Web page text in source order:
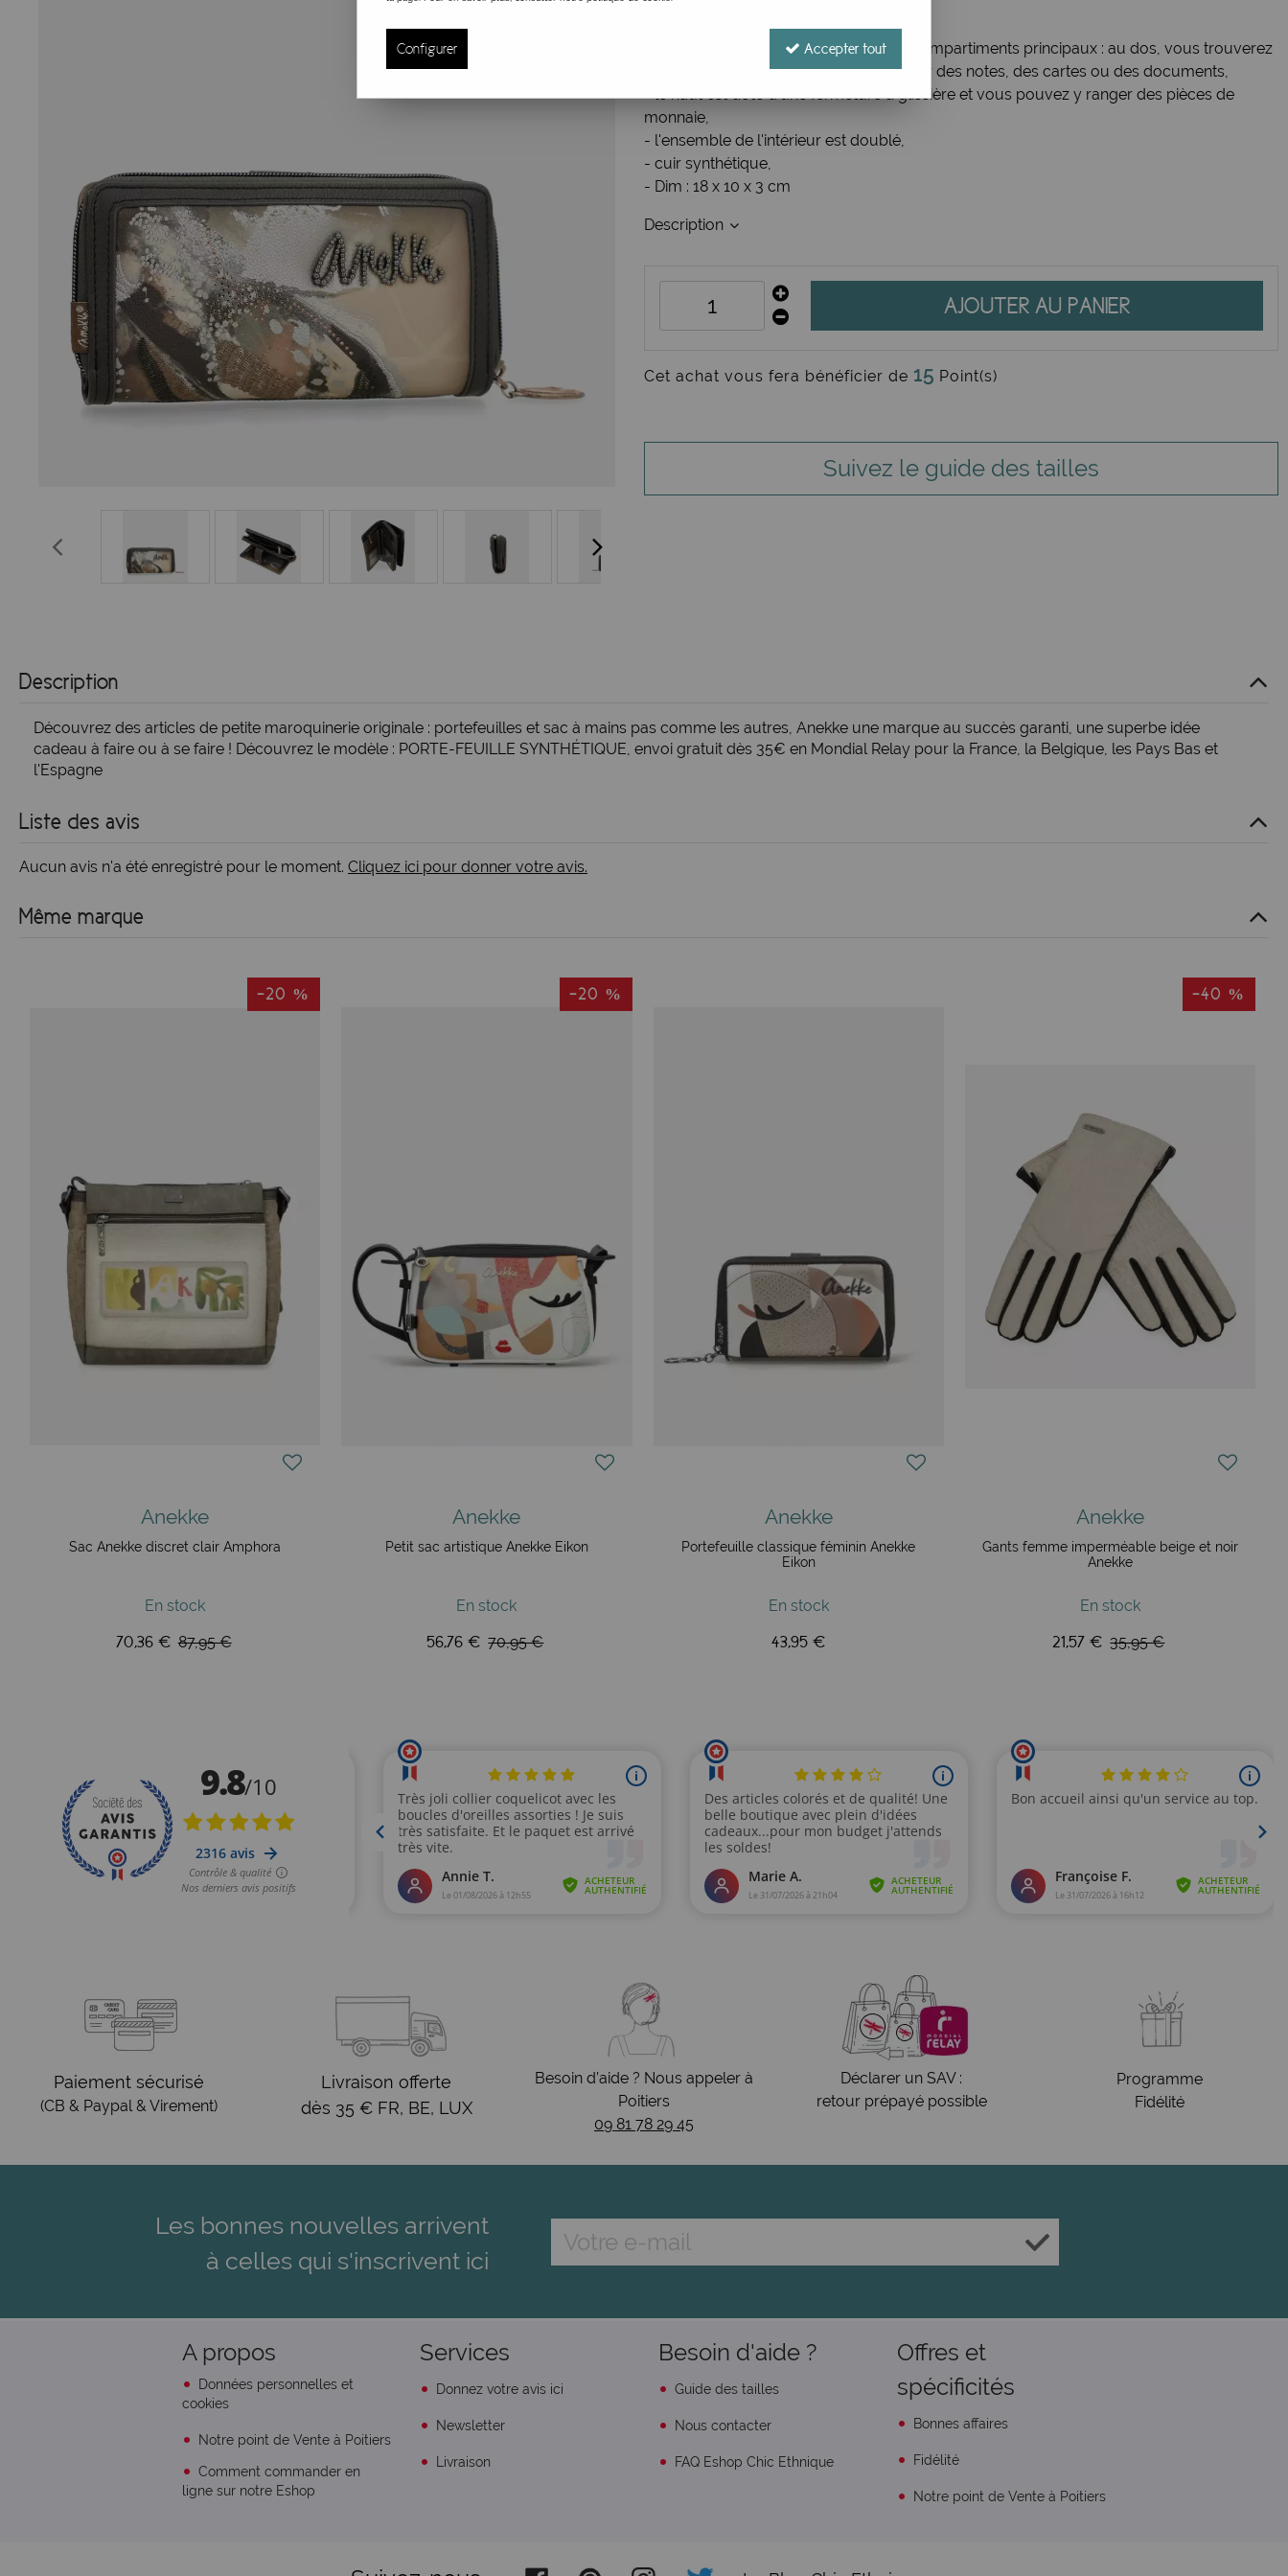
Ce grand portefeuille comporte deux compartiments principaux : au dos, vous trouverez
un grand portefeuille et de l'espace pour des notes, des cartes ou des documents,
- le haut est doté d'une fermeture à glissière et vous pouvez y ranger des pièces de
monnaie,
- l'ensemble de l'intérieur est doublé,
- cuir synthétique,
- Dim : 18 x 10 x 3 cm
Description
AJOUTER AU PANIER
Cet achat vous fera bénéficier de 15 Point(s)
Suivez le guide des tailles
Description
Découvrez des articles de petite maroquinerie originale : portefeuilles et sac à mains pas comme les autres, Anekke une marque au succès garanti, une superbe idée
cadeau à faire ou à se faire ! Découvrez le modèle : PORTE-FEUILLE SYNTHÉTIQUE, envoi gratuit dès 35€ en Mondial Relay pour la France, la Belgique, les Pays Bas et
l'Espagne
Liste des avis
Aucun avis n'a été enregistré pour le moment. Cliquez ici pour donner votre avis.
Même marque
-20 %
Anekke
Sac Anekke discret clair Amphora
En stock
70,36 € 87,95 €
-20 %
Anekke
Petit sac artistique Anekke Eikon
En stock
56,76 € 70,95 €
Anekke
Portefeuille classique féminin Anekke
Eikon
En stock
43,95 €
-40 %
Anekke
Gants femme imperméable beige et noir
Anekke
En stock
21,57 € 35,95 €
Paiement sécurisé
(CB & Paypal & Virement)
Livraison offerte
dès 35 € FR, BE, LUX
Besoin d’aide ? Nous appeler à
Poitiers
09 81 78 29 45
Déclarer un SAV :
retour prépayé possible
Programme
Fidélité
Les bonnes nouvelles arrivent
à celles qui s'inscrivent ici
A propos
Données personnelles et
cookies
Notre point de Vente à Poitiers
Comment commander en
ligne sur notre Eshop
Services
Donnez votre avis ici
Newsletter
Livraison
Besoin d'aide ?
Guide des tailles
Nous contacter
FAQ Eshop Chic Ethnique
Offres et
spécificités
Bonnes affaires
Fidélité
Notre point de Vente à Poitiers
Configurer Accepter tout